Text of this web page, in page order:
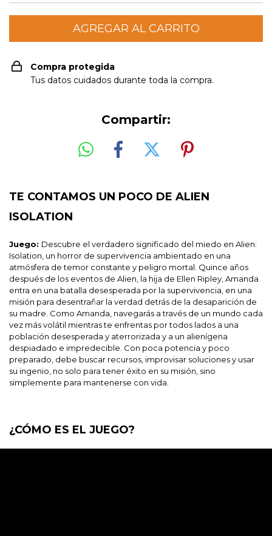
Compra protegida
Tus datos cuidados durante toda la compra.
Compartir:
TE CONTAMOS UN POCO DE ALIEN
ISOLATION
Juego: Descubre el verdadero significado del miedo en Alien:
Isolation, un horror de supervivencia ambientado en una
atmósfera de temor constante y peligro mortal. Quince años
después de los eventos de Alien, la hija de Ellen Ripley, Amanda
entra en una batalla desesperada por la supervivencia, en una
misión para desentrañar la verdad detrás de la desaparición de
su madre. Como Amanda, navegarás a través de un mundo cada
vez más volátil mientras te enfrentas por todos lados a una
población desesperada y aterrorizada y a un alienígena
despiadado e impredecible. Con poca potencia y poco
preparado, debe buscar recursos, improvisar soluciones y usar
su ingenio, no solo para tener éxito en su misión, sino
simplemente para mantenerse con vida.
¿CÓMO ES EL JUEGO?